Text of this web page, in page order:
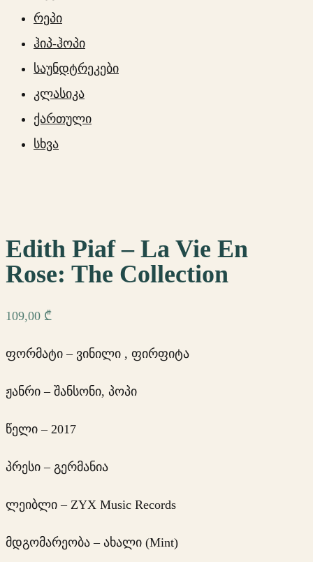
რეპი
ჰიპ-ჰოპი
საუნდტრეკები
კლასიკა
ქართული
სხვა
Edith Piaf – La Vie En
Rose: The Collection
109,00 ₾
ფორმატი – ვინილი , ფირფიტა
ჟანრი – შანსონი, პოპი
წელი – 2017
პრესი – გერმანია
ლეიბლი – ZYX Music Records
მდგომარეობა – ახალი (Mint)